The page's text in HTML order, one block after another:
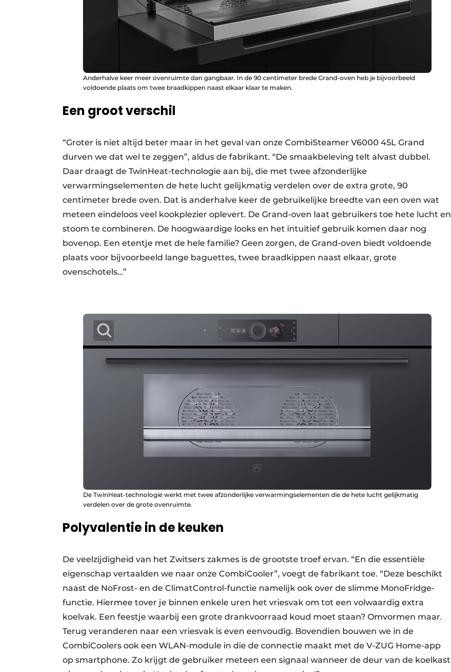
Anderhalve keer meer ovenruimte dan gangbaar. In de 90 centimeter brede Grand-oven heb je bijvoorbeeld
voldoende plaats om twee braadkippen naast elkaar klaar te maken.
Een groot verschil
“Groter is niet altijd beter maar in het geval van onze CombiSteamer V6000 45L Grand
durven we dat wel te zeggen”, aldus de fabrikant. “De smaakbeleving telt alvast dubbel.
Daar draagt de TwinHeat-technologie aan bij, die met twee afzonderlijke
verwarmingselementen de hete lucht gelijkmatig verdelen over de extra grote, 90
centimeter brede oven. Dat is anderhalve keer de gebruikelijke breedte van een oven wat
meteen eindeloos veel kookplezier oplevert. De Grand-oven laat gebruikers toe hete lucht en
stoom te combineren. De hoogwaardige looks en het intuïtief gebruik komen daar nog
bovenop. Een etentje met de hele familie? Geen zorgen, de Grand-oven biedt voldoende
plaats voor bijvoorbeeld lange baguettes, twee braadkippen naast elkaar, grote
ovenschotels…”
De TwinHeat-technologie werkt met twee afzonderlijke verwarmingselementen die de hete lucht gelijkmatig
verdelen over de grote ovenruimte.
Polyvalentie in de keuken
De veelzijdigheid van het Zwitsers zakmes is de grootste troef ervan. “En die essentiële
eigenschap vertaalden we naar onze CombiCooler”, voegt de fabrikant toe. “Deze beschikt
naast de NoFrost- en de ClimatControl-functie namelijk ook over de slimme MonoFridge-
functie. Hiermee tover je binnen enkele uren het vriesvak om tot een volwaardig extra
koelvak. Een feestje waarbij een grote drankvoorraad koud moet staan? Omvormen maar.
Terug veranderen naar een vriesvak is even eenvoudig. Bovendien bouwen we in de
CombiCoolers ook een WLAN-module in die de connectie maakt met de V-ZUG Home-app
op smartphone. Zo krijgt de gebruiker meteen een signaal wanneer de deur van de koelkast